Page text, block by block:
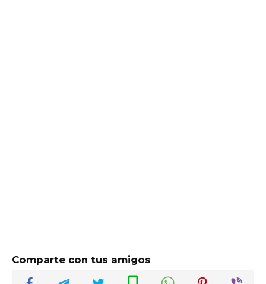
Comparte con tus amigos